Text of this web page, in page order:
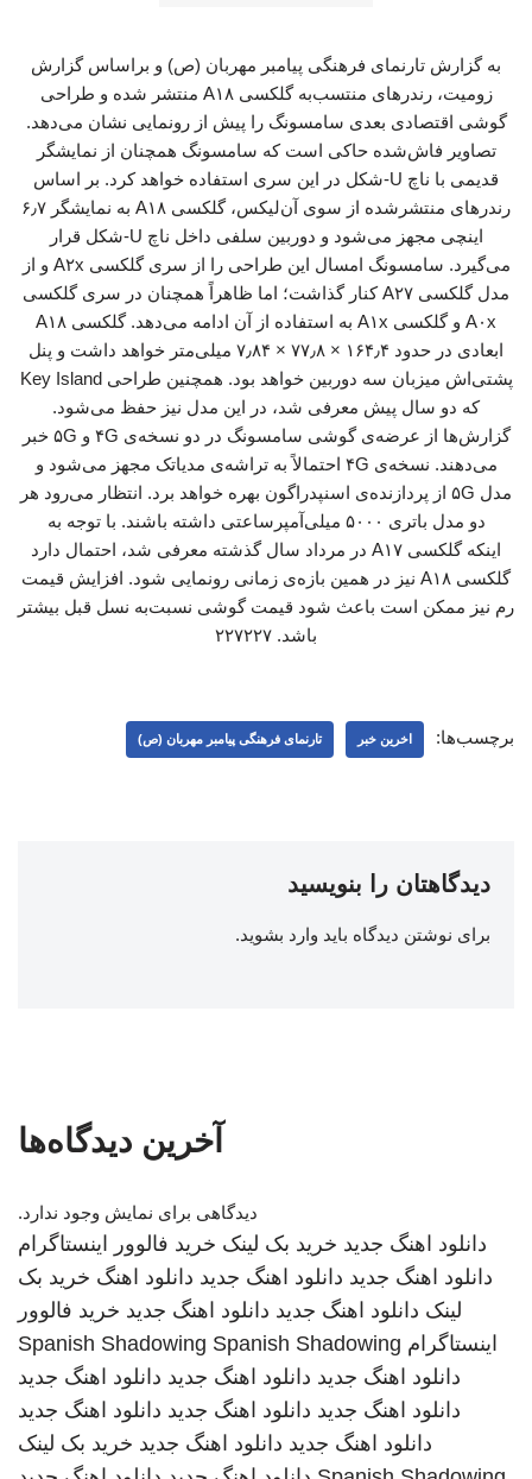
به گزارش تارنمای فرهنگی پیامبر مهربان (ص) و براساس گزارش
زومیت، رندرهای منتسب‌به گلکسی A۱۸ منتشر شده و طراحی
گوشی اقتصادی بعدی سامسونگ را پیش از رونمایی نشان می‌دهد.
تصاویر فاش‌شده حاکی است که سامسونگ همچنان از نمایشگر
قدیمی با ناچ U-شکل در این سری استفاده خواهد کرد. بر اساس
رندرهای منتشرشده از سوی آن‌لیکس، گلکسی A۱۸ به نمایشگر ۶٫۷
اینچی مجهز می‌شود و دوربین سلفی داخل ناچ U-‌شکل قرار
می‌گیرد. سامسونگ امسال این طراحی را از سری گلکسی A۲x و از
مدل گلکسی A۲۷ کنار گذاشت؛ اما ظاهراً همچنان در سری گلکسی
A۰x و گلکسی A۱x به استفاده از آن ادامه می‌دهد. گلکسی A۱۸
ابعادی در حدود ۱۶۴٫۴ × ۷۷٫۸ × ۷٫۸۴ میلی‌متر خواهد داشت و پنل
پشتی‌اش میزبان سه دوربین خواهد بود. همچنین طراحی Key Island
که دو سال پیش معرفی شد، در این مدل نیز حفظ می‌شود.
گزارش‌ها از عرضه‌ی گوشی سامسونگ در دو نسخه‌ی ۴G و ۵G خبر
می‌دهند. نسخه‌ی ۴G احتمالاً به تراشه‌ی مدیاتک مجهز می‌شود و
مدل ۵G از پردازنده‌ی اسنپدراگون بهره خواهد برد. انتظار می‌رود هر
دو مدل باتری ۵۰۰۰ میلی‌آمپرساعتی داشته باشند. با توجه به
اینکه گلکسی A۱۷ در مرداد سال گذشته معرفی شد، احتمال دارد
گلکسی A۱۸ نیز در همین بازه‌ی زمانی رونمایی شود. افزایش قیمت
رم نیز ممکن است باعث شود قیمت گوشی نسبت‌به نسل قبل بیشتر
باشد. ۲۲۷۲۲۷
برچسب‌ها: اخرین خبر تارنمای فرهنگی پیامبر مهربان (ص)
دیدگاهتان را بنویسید
برای نوشتن دیدگاه باید وارد بشوید.
آخرین دیدگاه‌ها
دیدگاهی برای نمایش وجود ندارد.
دانلود اهنگ جدید خرید بک لینک خرید فالوور اینستاگرام
دانلود اهنگ جدید دانلود اهنگ جدید دانلود اهنگ خرید بک
لینک دانلود اهنگ جدید دانلود اهنگ جدید خرید فالوور
اینستاگرام
Spanish Shadowing Spanish Shadowing
دانلود اهنگ جدید دانلود اهنگ جدید دانلود اهنگ جدید
دانلود اهنگ جدید دانلود اهنگ جدید دانلود اهنگ جدید
دانلود اهنگ جدید دانلود اهنگ جدید خرید بک لینک